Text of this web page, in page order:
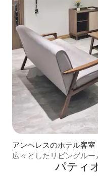
アンヘレスのホテル客室
広々としたリビングル
パティ